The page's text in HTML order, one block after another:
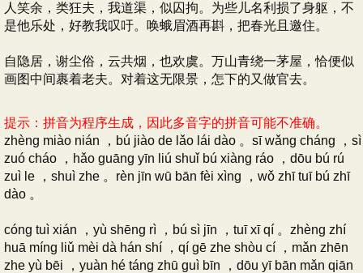
人笑余，类狂夫，我道渠，似囚拘。为些儿名利损了身躯，不
是他乐处，好教我叹吁。唤蛾眉酒再斟，把春光且邀住。
自隐居，谢尘俗，云共烟，也欢虞。万山青绕一茅屋，恰便似
画图中间裹着老夫。对着这无限景，怎下的又做官去。
提示：拼音为程序生成，因此多音字的拼音可能不准确。
zhèng miào nián ，bú jiào de lǎo lái dào 。sī wǎng cháng ，sì
zuó cháo ，hǎo guāng yīn liú shuǐ bú xiàng ráo ，dōu bú rú
zuì le ，shuì zhe 。rèn jīn wū bān fèi xìng ，wǒ zhī tuī bú zhī
dào 。
cóng tuì xián ，yù shēng rì ，bú sì jīn ，tuī xī qí 。zhèng zhí
huā míng liǔ mèi dà hán shí ，qí gē zhe shòu cí ，mǎn zhēn
zhe yù bēi ，yuàn hé táng zhū guì bīn ，dōu yī bān mǎn qiān